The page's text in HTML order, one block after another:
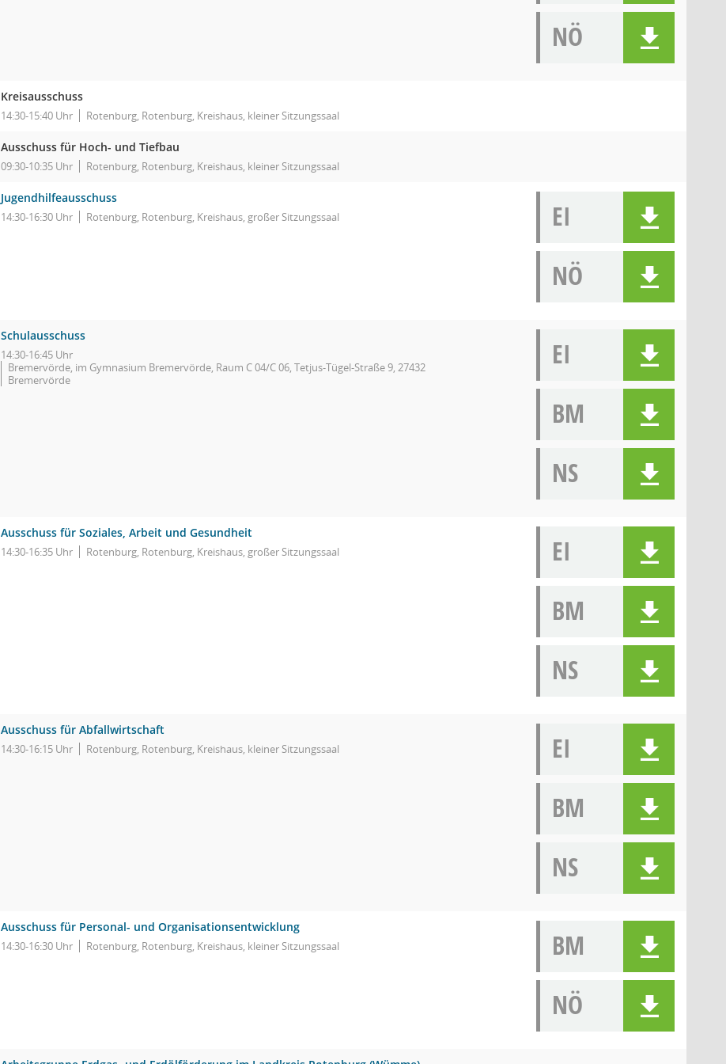
NÖ
Kreisausschuss
14:30-15:40 Uhr Rotenburg, Rotenburg, Kreishaus, kleiner Sitzungssaal
Ausschuss für Hoch- und Tiefbau
09:30-10:35 Uhr Rotenburg, Rotenburg, Kreishaus, kleiner Sitzungssaal
Jugendhilfeausschuss
14:30-16:30 Uhr Rotenburg, Rotenburg, Kreishaus, großer Sitzungssaal
EI
NÖ
Schulausschuss
14:30-16:45 Uhr
Bremervörde, im Gymnasium Bremervörde, Raum C 04/C 06, Tetjus-Tügel-Straße 9, 27432
Bremervörde
EI
BM
NS
Ausschuss für Soziales, Arbeit und Gesundheit
14:30-16:35 Uhr Rotenburg, Rotenburg, Kreishaus, großer Sitzungssaal
EI
BM
NS
Ausschuss für Abfallwirtschaft
14:30-16:15 Uhr Rotenburg, Rotenburg, Kreishaus, kleiner Sitzungssaal
EI
BM
NS
Ausschuss für Personal- und Organisationsentwicklung
14:30-16:30 Uhr Rotenburg, Rotenburg, Kreishaus, kleiner Sitzungssaal
BM
NÖ